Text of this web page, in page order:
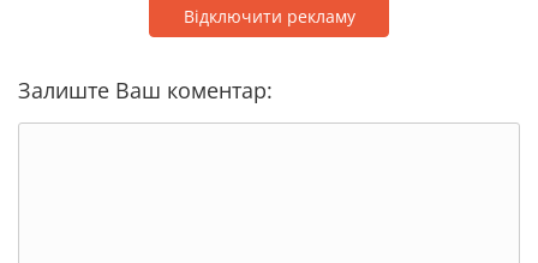
Відключити рекламу
Залиште Ваш коментар: